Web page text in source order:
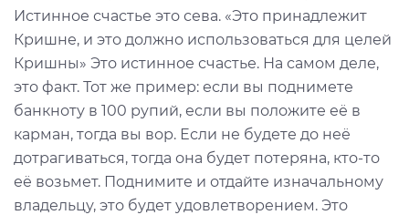
Истинное счастье это сева. «Это принадлежит
Кришне, и это должно использоваться для целей
Кришны» Это истинное счастье. На самом деле,
это факт. Тот же пример: если вы поднимете
банкноту в 100 рупий, если вы положите её в
карман, тогда вы вор. Если не будете до неё
дотрагиваться, тогда она будет потеряна, кто-то
её возьмет. Поднимите и отдайте изначальному
владельцу, это будет удовлетворением. Это